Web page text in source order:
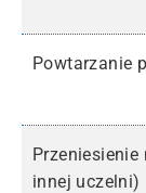
Powtarzanie
innej uczelni)